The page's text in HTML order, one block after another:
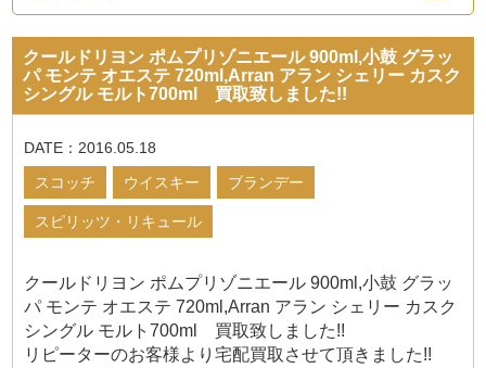
クールドリヨン ポムプリゾニエール 900ml,小鼓 グラッ
パ モンテ オエステ 720ml,Arran アラン シェリー カスク
シングル モルト700ml 買取致しました!!
DATE：2016.05.18
スコッチ
ウイスキー ブランデー
スピリッツ・リキュール
クールドリヨン ポムプリゾニエール 900ml,小鼓 グラッ
パ モンテ オエステ 720ml,Arran アラン シェリー カスク
シングル モルト700ml 買取致しました!!
リピーターのお客様より宅配買取させて頂きました!!